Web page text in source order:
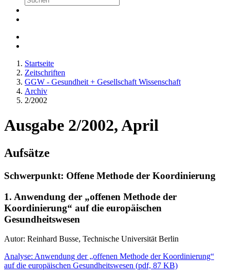
Startseite
Zeitschriften
GGW - Gesundheit + Gesellschaft Wissenschaft
Archiv
2/2002
Ausgabe 2/2002, April
Aufsätze
Schwerpunkt: Offene Methode der Koordinierung
1. Anwendung der „offenen Methode der
Koordinierung“ auf die europäischen
Gesundheitswesen
Autor: Reinhard Busse, Technische Universität Berlin
Analyse: Anwendung der „offenen Methode der Koordinierung“
auf die europäischen Gesundheitswesen (pdf, 87 KB)